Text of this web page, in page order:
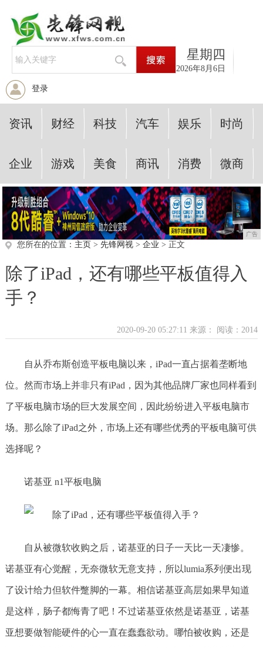
星期四
2026年8月6日
登录
资讯 财经 科技 汽车 娱乐 时尚
企业 游戏 美食 商讯 消费 微商
广告
您所在的位置： 主页 > 先锋网视> 企业 > 正文
除了iPad，还有哪些平板值得入
手？
2020-09-20 05:27:11 来源： 阅读：2014
自从乔布斯创造平板电脑以来，iPad一直占据着垄断地
位。然而市场上并非只有iPad，因为其他品牌厂家也同样看到
了平板电脑市场的巨大发展空间，因此纷纷进入平板电脑市
场。那么除了iPad之外，市场上还有哪些优秀的平板电脑可供
选择呢？
诺基亚 n1平板电脑
自从被微软收购之后，诺基亚的日子一天比一天凄惨。
诺基亚有心觉醒，无奈微软无意支持，所以lumia系列便出现
了设计给力但软件蹩脚的一幕。相信诺基亚高层如果早知道
是这样，肠子都悔青了吧！不过诺基亚依然是诺基亚，诺基
亚想要做智能硬件的心一直在蠢蠢欲动。哪怕被收购，还是